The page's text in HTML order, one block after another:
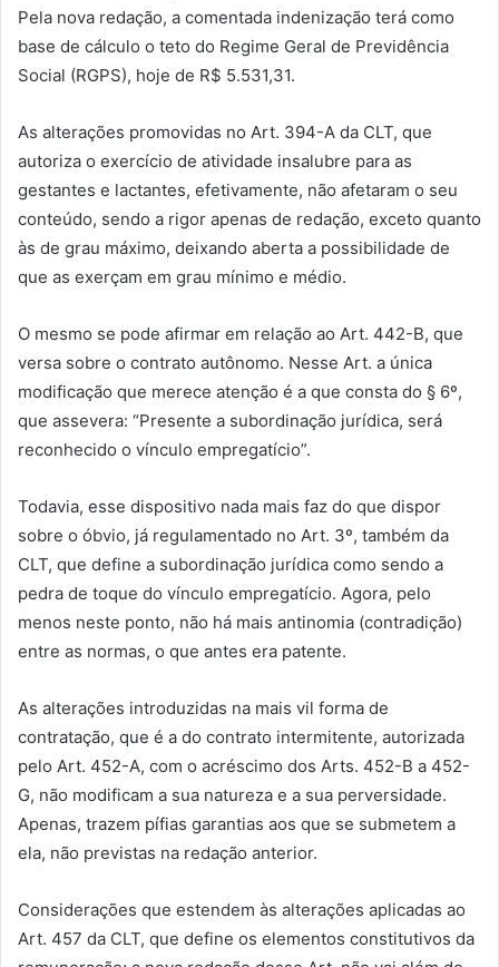
Pela nova redação, a comentada indenização terá como
base de cálculo o teto do Regime Geral de Previdência
Social (RGPS), hoje de R$ 5.531,31.
As alterações promovidas no Art. 394-A da CLT, que
autoriza o exercício de atividade insalubre para as
gestantes e lactantes, efetivamente, não afetaram o seu
conteúdo, sendo a rigor apenas de redação, exceto quanto
às de grau máximo, deixando aberta a possibilidade de
que as exerçam em grau mínimo e médio.
O mesmo se pode afirmar em relação ao Art. 442-B, que
versa sobre o contrato autônomo. Nesse Art. a única
modificação que merece atenção é a que consta do § 6º,
que assevera: “Presente a subordinação jurídica, será
reconhecido o vínculo empregatício”.
Todavia, esse dispositivo nada mais faz do que dispor
sobre o óbvio, já regulamentado no Art. 3º, também da
CLT, que define a subordinação jurídica como sendo a
pedra de toque do vínculo empregatício. Agora, pelo
menos neste ponto, não há mais antinomia (contradição)
entre as normas, o que antes era patente.
As alterações introduzidas na mais vil forma de
contratação, que é a do contrato intermitente, autorizada
pelo Art. 452-A, com o acréscimo dos Arts. 452-B a 452-
G, não modificam a sua natureza e a sua perversidade.
Apenas, trazem pífias garantias aos que se submetem a
ela, não previstas na redação anterior.
Considerações que estendem às alterações aplicadas ao
Art. 457 da CLT, que define os elementos constitutivos da